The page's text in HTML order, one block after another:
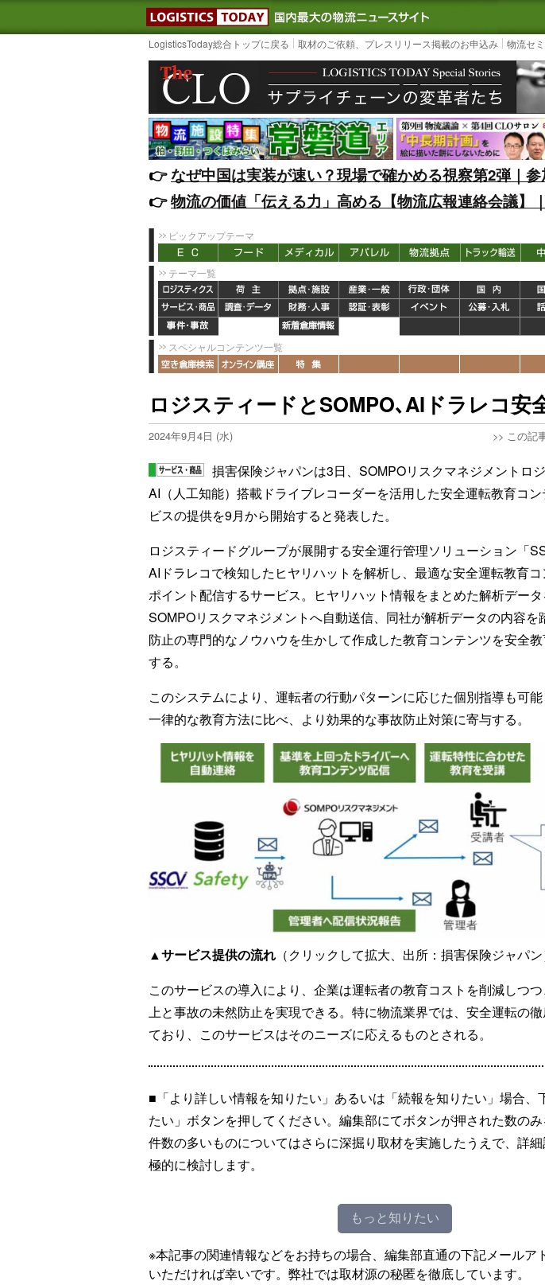
LOGISTICS TODAY｜国内最大の物流ニュースサ
3PL,
LogisticsToday総合トップに戻る 取材のご依頼、プレスリリース掲載のお申込み 物流セ
👉️なぜ中国は実装が速い？現場で確かめる視察第2弾｜
👉️物流の価値「伝える力」高める【物流広報連絡会議】
ピックアップテーマ
テーマ一覧
スペシャルコンテンツ一覧
ロジスティードとSOMPO､AIドラレコ安
2024年9月4日 (水) >> この記
損害保険ジャパンは3日、SOMPOリスクマネジメントロジ
AI（人工知能）搭載ドライブレコーダーを活用した安全運転教育コ
ビスの提供を9月から開始すると発表した。
ロジスティードグループが展開する安全運行管理ソリューション「
AIドラレコで検知したヒヤリハットを解析し、最適な安全運転教育
ポイント配信するサービス。ヒヤリハット情報をまとめた解析データ
SOMPOリスクマネジメントへ自動送信、同社が解析データの内容を
防止の専門的なノウハウを生かして作成した教育コンテンツを安全
する。
このシステムにより、運転者の行動パターンに応じた個別指導も可
一律的な教育方法に比べ、より効果的な事故防止対策に寄与する。
▲サービス提供の流れ （クリックして拡大、出所：損害保険ジャパン
このサービスの導入により、企業は運転者の教育コストを削減しつ
上と事故の未然防止を実現できる。特に物流業界では、安全運転の
ており、このサービスはそのニーズに応えるものとされる。
■「より詳しい情報を知りたい」あるいは「続報を知りたい」場合、
たい」ボタンを押してください。編集部にてボタンが押された数のみ
件数の多いものについてはさらに深掘り取材を実施したうえで、詳
極的に検討します。
もっと知りたい
※本記事の関連情報などをお持ちの場合、編集部直通の下記メールア
いただければ幸いです。弊社では取材源の秘匿を徹底しています。